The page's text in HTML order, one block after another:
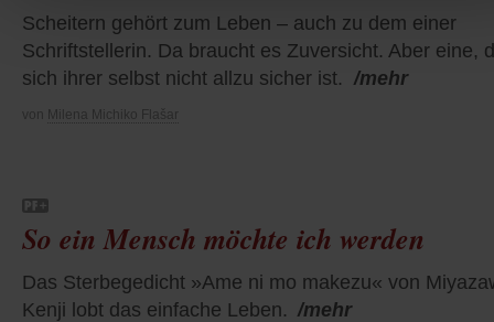
Scheitern gehört zum Leben – auch zu dem einer
Schriftstellerin. Da braucht es Zuversicht. Aber eine,
sich ihrer selbst nicht allzu sicher ist. /mehr
von Milena Michiko Flašar
So ein Mensch möchte ich werden
Das Sterbegedicht »Ame ni mo makezu« von
Kenji lobt das einfache Leben. /mehr